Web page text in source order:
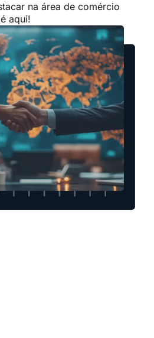
na área de comércio
aqui!